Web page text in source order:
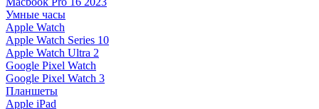
Умные часы
Apple Watch
Apple Watch Series 10
Apple Watch Ultra 2
Google Pixel Watch
Google Pixel Watch 3
Планшеты
Apple iPad